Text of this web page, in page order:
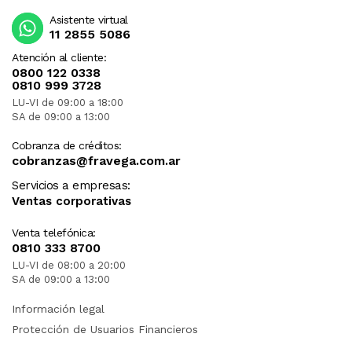
Atención al cliente:
0800 122 0338
0810 999 3728
LU-VI de 09:00 a 18:00
SA de 09:00 a 13:00
Cobranza de créditos:
cobranzas@fravega.com.ar
Servicios a empresas:
Ventas corporativas
Venta telefónica:
0810 333 8700
LU-VI de 08:00 a 20:00
SA de 09:00 a 13:00
Asistente virtual
11 2855 5086
Información legal
Protección de Usuarios Financieros